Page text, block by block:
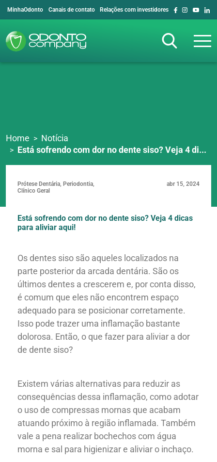
MinhaOdonto Canais de contato Relações com investidores
Home
Notícia
Está sofrendo com dor no dente siso? Veja 4 di...
Prótese Dentária, Periodontia,
Clínico Geral
abr 15, 2024
Está sofrendo com dor no dente siso? Veja 4 dicas
para aliviar aqui!
Os dentes siso são aqueles localizados na
parte posterior da arcada dentária. São os
últimos dentes a crescerem e, por conta disso,
é comum que eles não encontrem espaço
adequado para se posicionar corretamente.
Isso pode trazer uma inflamação bastante
dolorosa. Então, o que fazer para aliviar a dor
de dente siso?
Existem várias alternativas para reduzir as
consequências dessa inflamação, como adotar
o uso de compressas mornas que acabam
atuando próximo à região inflamada. Também
vale a pena realizar bochechos com água
morna e sal para higienizar e aliviar o inchaço.